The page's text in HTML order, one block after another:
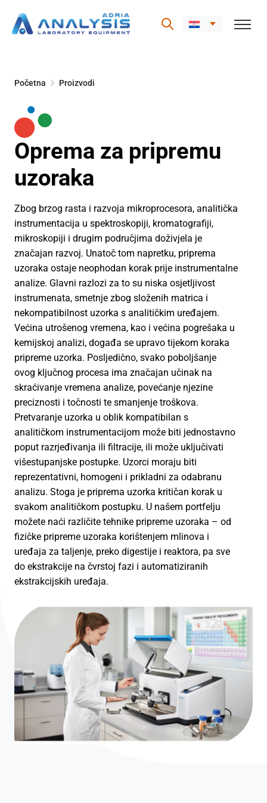
content
Početna Proizvodi
Oprema za pripremu
uzoraka
Zbog brzog rasta i razvoja mikroprocesora, analitička
instrumentacija u spektroskopiji, kromatografiji,
mikroskopiji i drugim područjima doživjela je
značajan razvoj. Unatoč tom napretku, priprema
uzoraka ostaje neophodan korak prije instrumentalne
analize. Glavni razlozi za to su niska osjetljivost
instrumenata, smetnje zbog složenih matrica i
nekompatibilnost uzorka s analitičkim uređajem.
Većina utrošenog vremena, kao i većina pogrešaka u
kemijskoj analizi, događa se upravo tijekom koraka
pripreme uzorka. Posljedično, svako poboljšanje
ovog ključnog procesa ima značajan učinak na
skraćivanje vremena analize, povećanje njezine
preciznosti i točnosti te smanjenje troškova.
Pretvaranje uzorka u oblik kompatibilan s
analitičkom instrumentacijom može biti jednostavno
poput razrjeđivanja ili filtracije, ili može uključivati
višestupanjske postupke. Uzorci moraju biti
reprezentativni, homogeni i prikladni za odabranu
analizu. Stoga je priprema uzorka kritičan korak u
svakom analitičkom postupku. U našem portfelju
možete naći različite tehnike pripreme uzoraka – od
fizičke pripreme uzoraka korištenjem mlinova i
uređaja za taljenje, preko digestije i reaktora, pa sve
do ekstrakcije na čvrstoj fazi i automatiziranih
ekstrakcijskih uređaja.